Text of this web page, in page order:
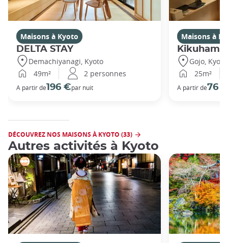
Maisons à Kyoto
DELTA STAY
Demachiyanagi, Kyoto
49m²
2 personnes
A partir de196 €par nuit
Maisons à
Kikuhama
Gojo, Kyoto
25m²
A partir de76 €
DÉCOUVREZ NOS MAISONS À KYOTO (33)
Autres activités à Kyoto